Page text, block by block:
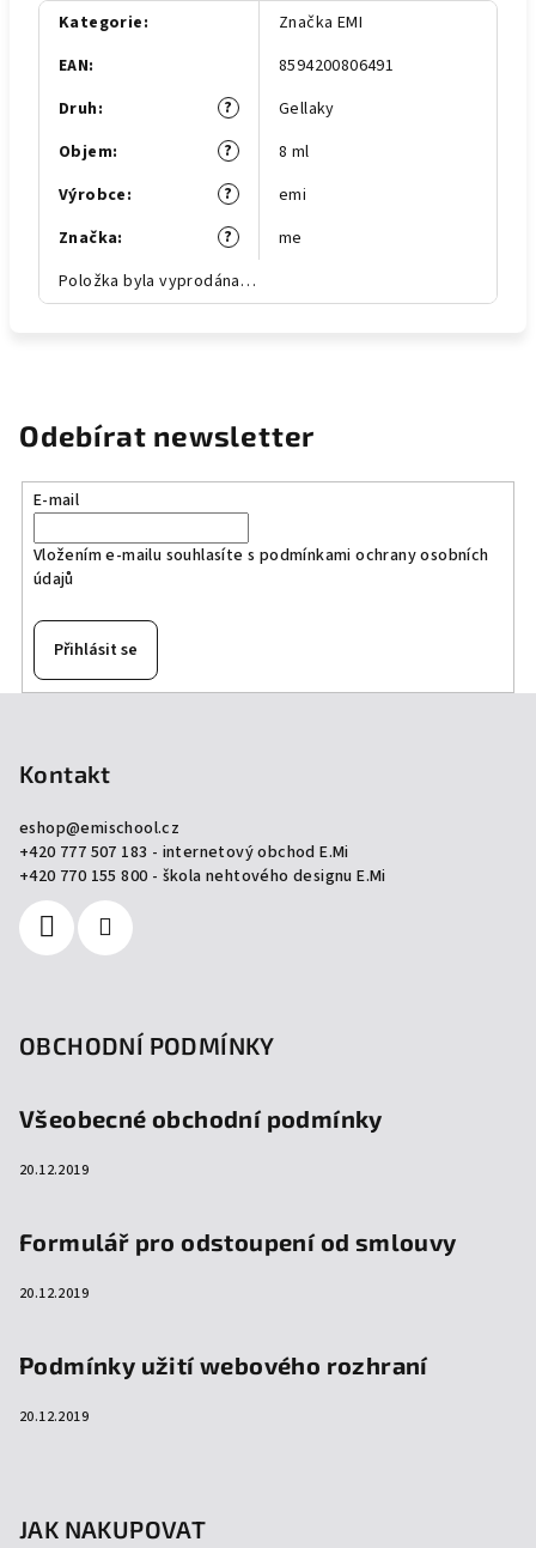
Kategorie:
Značka EMI
EAN:
8594200806491
?
Druh:
Gellaky
?
Objem:
8 ml
?
Výrobce:
emi
?
Značka:
me
Položka byla vyprodána…
Odebírat newsletter
E-mail
Vložením e-mailu souhlasíte s podmínkami ochrany osobních
údajů
Přihlásit se
Kontakt
eshop@emischool.cz
+420 777 507 183 - internetový obchod E.Mi
+420 770 155 800 - škola nehtového designu E.Mi
OBCHODNÍ PODMÍNKY
Všeobecné obchodní podmínky
20.12.2019
Formulář pro odstoupení od smlouvy
20.12.2019
Podmínky užití webového rozhraní
20.12.2019
JAK NAKUPOVAT